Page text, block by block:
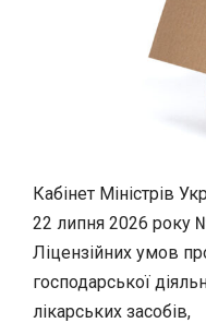
Кабінет Міністрів
22 липня 2026 року
Ліцензійних умов
господарської
лікарських засобів,